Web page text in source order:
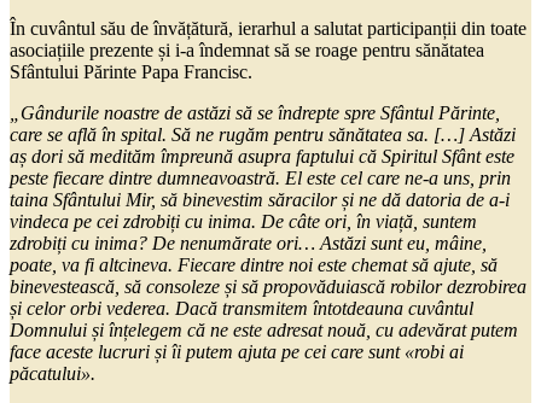
În cuvântul său de învățătură, ierarhul a salutat participanții din toate
asociațiile prezente și i-a îndemnat să se roage pentru sănătatea
Sfântului Părinte Papa Francisc.
„Gândurile noastre de astăzi să se îndrepte spre Sfântul Părinte,
care se află în spital. Să ne rugăm pentru sănătatea sa. […] Astăzi
aș dori să medităm împreună asupra faptului că Spiritul Sfânt este
peste fiecare dintre dumneavoastră. El este cel care ne-a uns, prin
taina Sfântului Mir, să binevestim săracilor și ne dă datoria de a-i
vindeca pe cei zdrobiți cu inima. De câte ori, în viață, suntem
zdrobiți cu inima? De nenumărate ori… Astăzi sunt eu, mâine,
poate, va fi altcineva. Fiecare dintre noi este chemat să ajute, să
binevestească, să consoleze și să propovăduiască robilor dezrobirea
și celor orbi vederea. Dacă transmitem întotdeauna cuvântul
Domnului și înțelegem că ne este adresat nouă, cu adevărat putem
face aceste lucruri și îi putem ajuta pe cei care sunt «robi ai
păcatului».